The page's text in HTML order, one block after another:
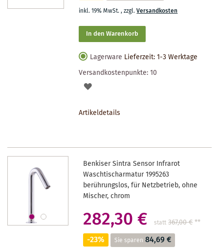
inkl. 19% MwSt.,zzgl.Versandkosten
In den Warenkorb
Lagerware Lieferzeit: 1-3 Werktage
Versandkostenpunkte:10
AUF
Artikeldetails
Benkiser Sintra Sensor Infrarot
Waschtischarmatur 1995263
berührungslos, für Netzbetrieb, ohne
Mischer, chrom
282,30 € statt 367,00 €**
-23% Sie sparen 84,69 €